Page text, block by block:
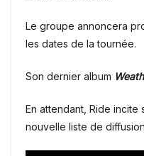
Le groupe annoncera
les dates de la tournée.
Son dernier album
En attendant, Ride incite
nouvelle liste de